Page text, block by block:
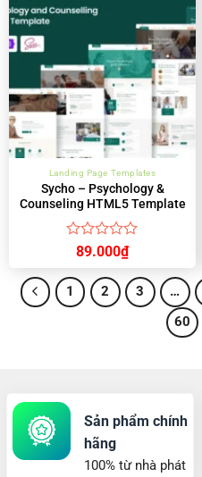
sao
Landing Page Templates
Sycho – Psychology &
Counseling HTML5 Template
Được
hạng
0
5
89.000₫
1 2 3 …
60
Sản phẩm chính
hãng
100% từ nhà phát